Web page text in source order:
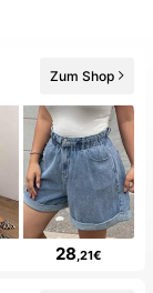
Zum Shop
28 ,21€